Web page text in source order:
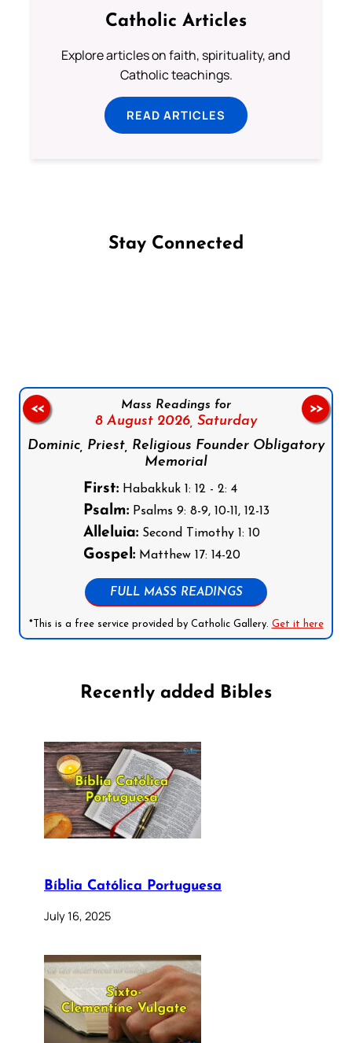
Catholic Articles
Explore articles on faith, spirituality, and
Catholic teachings.
READ ARTICLES
Stay Connected
Mass Readings for
8 August 2026, Saturday
Dominic, Priest, Religious Founder Obligatory
Memorial
First:Habakkuk 1: 12 - 2: 4
Psalm:Psalms 9: 8-9, 10-11, 12-13
Alleluia:Second Timothy 1: 10
Gospel:Matthew 17: 14-20
FULL MASS READINGS
*This is a free service provided by Catholic Gallery. Get it here
<< >>
Recently added Bibles
Bíblia Católica Portuguesa
July 16, 2025